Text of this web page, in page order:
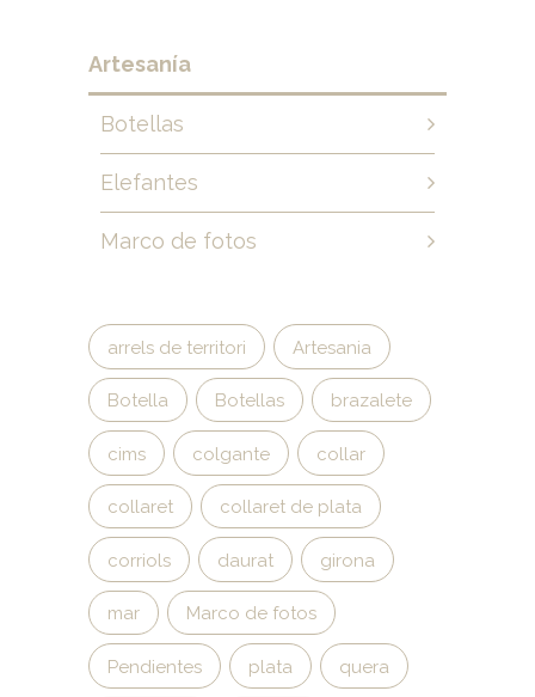
Artesanía
Botellas
Elefantes
Marco de fotos
arrels de territori Artesania
Botella Botellas brazalete
cims colgante collar
collaret collaret de plata
corriols daurat girona
mar Marco de fotos
Pendientes plata quera